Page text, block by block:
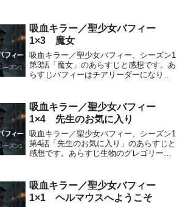
吸血キラー／聖少女バフィー
1×3 魔女
吸血キラー／聖少女バフィー、シーズン1
第3話「魔女」のあらすじと感想です。あ
らすじバフィーはチアリーダーになりた
反対の様子。チアリーディングのテスト
はバフィーの他にも、...
吸血キラー／聖少女バフィー
1×4 先生のお気に入り
吸血キラー／聖少女バフィー、シーズン1
第4話「先生のお気に入り」のあらすじと
感想です。あらすじ生物のグレゴリー先
クシーで、ザンダーを始め男子生徒がす
ぐに夢中になってしま...
吸血キラー／聖少女バフィー
1×1 ヘルマウスへようこそ